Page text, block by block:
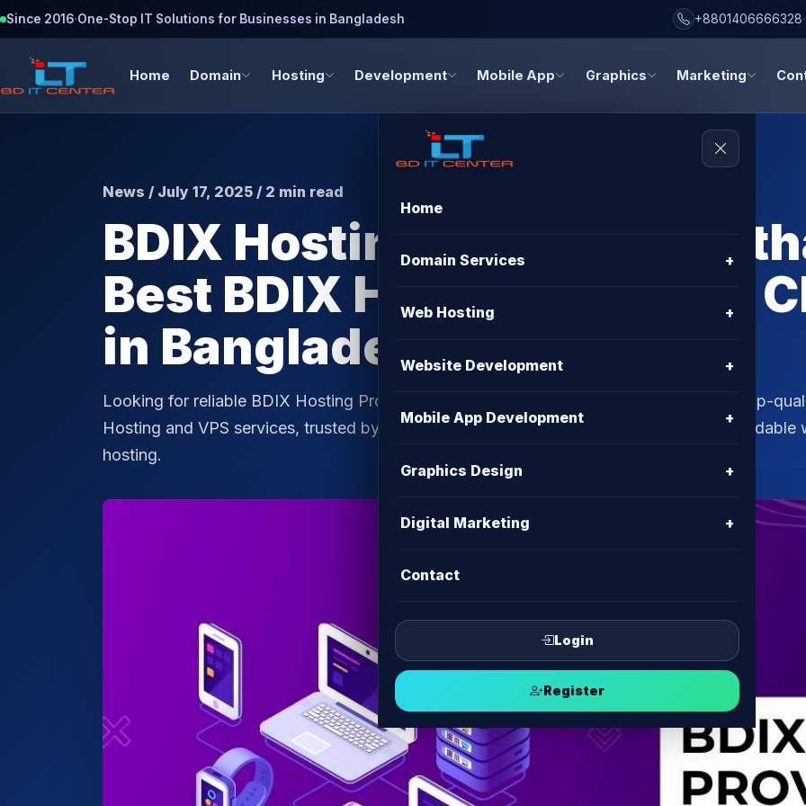
Since 2016·One-Stop IT Solutions for Businesses in Bangladesh +8801406666328
Home Domain Hosting Development Mobile App Graphics Marketing
Home
Domain Services +
Web Hosting +
Website Development +
Mobile App Development +
Graphics Design +
Digital Marketing +
Contact
Login
Register
News / July 17, 2025 / 2 min read
BDIX Hosting Provider
Best BDIX Hosting by BD IT
in Bangladesh
Looking for reliable BDIX Hosting Provider in Panthapath? Discover BD IT CENTER’s top-
Hosting and VPS services, trusted by Bangladeshi businesses for fast, secure, and affordable
hosting.